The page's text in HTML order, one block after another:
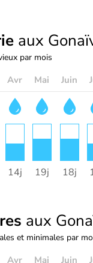
aux
par mois
Avr Mai Juin
14j 19j 18j
aux
et minimales par
Avr Mai Juin